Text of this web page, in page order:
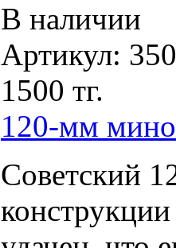
В наличии
Артикул:
1500 тг.
120-мм
Советский